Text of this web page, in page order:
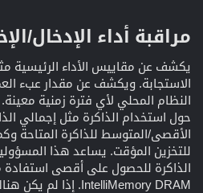
مراقبة أداء الإدخال/
الاستجابة. ويكشف عن مقدار عبء
النظام المحلي لأي فترة زمنية
حول استخدام الذاكرة مثل إجمالي
الأقصى/المتوسط للذاكرة المتاحة
للتخزين المؤقت. يساعد هذا
الذاكرة للحصول على أقصى استفادة